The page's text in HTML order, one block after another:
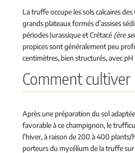
La truffe occupe les sols calcaires des
grands plateaux formés d’assises
périodes Jurassique et Crétacé (ère
propices sont généralement peu
centimètres, bien structurés, avec
Comment
Après une préparation du sol
favorable à ce champignon, le
l’hiver, à raison de 200 à 400 plants/
porteurs du mycélium de la truffe sur